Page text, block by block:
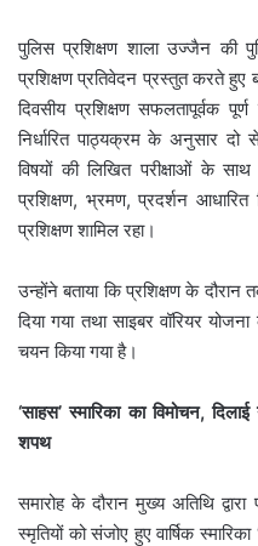
पुलिस प्रशिक्षण शाला उज्जैन की
प्रशिक्षण प्रतिवेदन प्रस्तुत करते हुए
दिवसीय प्रशिक्षण सफलतापूर्वक
निर्धारित पाठ्यक्रम के अनुसार
विषयों की लिखित परीक्षाओं के साथ
प्रशिक्षण, भ्रमण, प्रदर्शन
प्रशिक्षण शामिल रहा।
उन्होंने बताया कि प्रशिक्षण के
दिया गया तथा साइबर वॉरियर
चयन किया गया है।
‘साहस’ स्मारिका का विमोचन,
शपथ
समारोह के दौरान मुख्य अतिथि
स्मृतियों को संजोए हुए वार्षिक